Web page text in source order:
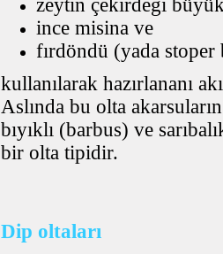
zeytin çekirdeği
ince misina ve
fırdöndü (yada
kullanılarak hazırlananı
Aslında bu olta
bıyıklı (barbus) ve
bir olta tipidir.
Dip oltaları